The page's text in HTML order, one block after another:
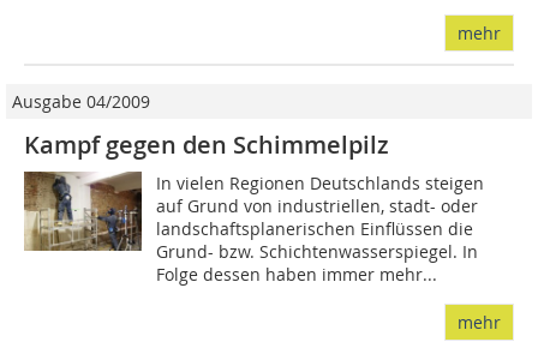
mehr
Ausgabe 04/2009
Kampf gegen den Schimmelpilz
In vielen Regionen Deutschlands steigen
auf Grund von industriellen, stadt- oder
landschaftsplanerischen Einflüssen die
Grund- bzw. Schichtenwasserspiegel. In
Folge dessen haben immer mehr...
mehr